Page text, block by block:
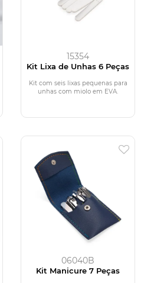
15354
Kit Lixa de Unhas 6 Peças
Kit com seis lixas pequenas para
unhas com miolo em EVA.
06040B
Kit Manicure 7 Peças